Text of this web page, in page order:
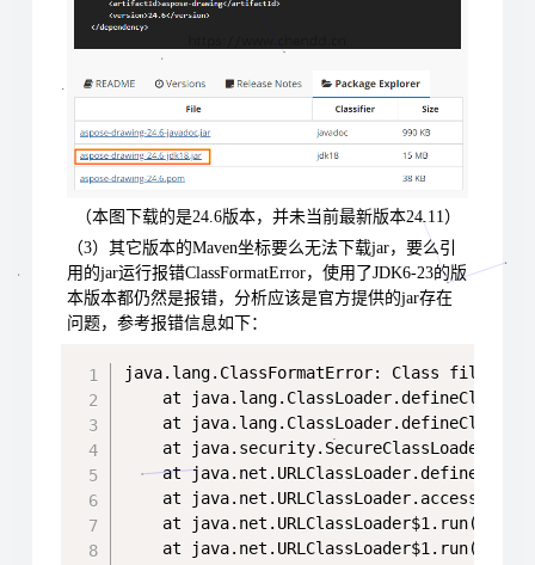
（本图下载的是24.6版本，并未当前最新版本24.11）
（3）其它版本的Maven坐标要么无法下载jar，要么引
用的jar运行报错ClassFormatError，使用了JDK6-23的版
本版本都仍然是报错，分析应该是官方提供的jar存在
问题，参考报错信息如下：
java.lang.ClassFormatError: Class file
	at java.net.URLClassLoader.defineClass(URLClassLoader.java:467)
Copy